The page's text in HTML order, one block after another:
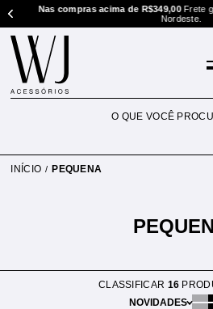
e Nas compras acima de R$349,00Frete
Nordeste.
INÍCIO PEQUENA
CLASSIFICAR 16
NOVIDADES